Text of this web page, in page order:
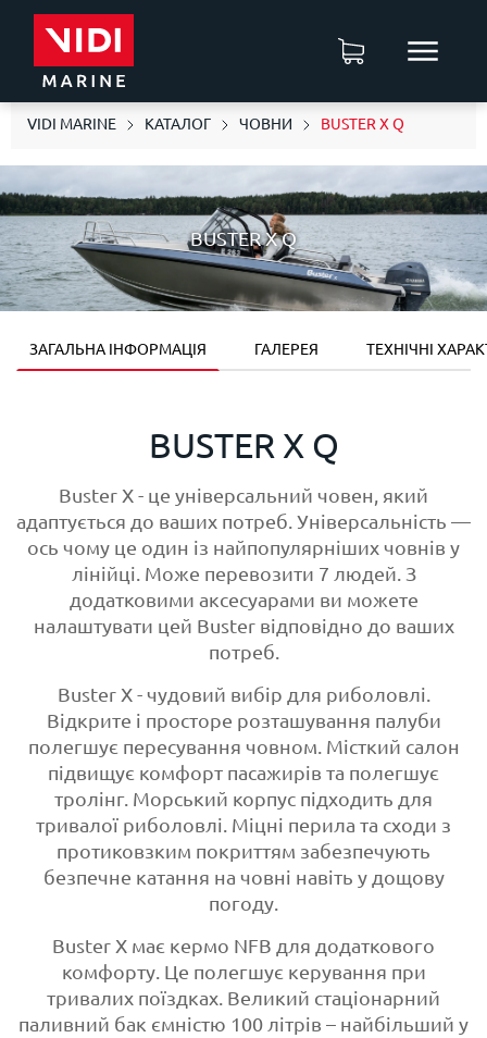
VIDI MARINE КАТАЛОГ ЧОВНИ BUSTER X Q
BUSTER X Q
ЗАГАЛЬНА ІНФОРМАЦІЯ ГАЛЕРЕЯ ТЕХНІЧНІ
BUSTER X Q
Buster X - це універсальний човен, який
адаптується до ваших потреб. Універсальність —
ось чому це один із найпопулярніших човнів у
лінійці. Може перевозити 7 людей. З
додатковими аксесуарами ви можете
налаштувати цей Buster відповідно до ваших
потреб.
Buster X - чудовий вибір для риболовлі.
Відкрите і просторе розташування палуби
полегшує пересування човном. Місткий салон
підвищує комфорт пасажирів та полегшує
тролінг. Морський корпус підходить для
тривалої риболовлі. Міцні перила та сходи з
протиковзким покриттям забезпечують
безпечне катання на човні навіть у дощову
погоду.
Buster X має кермо NFB для додаткового
комфорту. Це полегшує керування при
тривалих поїздках. Великий стаціонарний
паливний бак ємністю 100 літрів – найбільший у